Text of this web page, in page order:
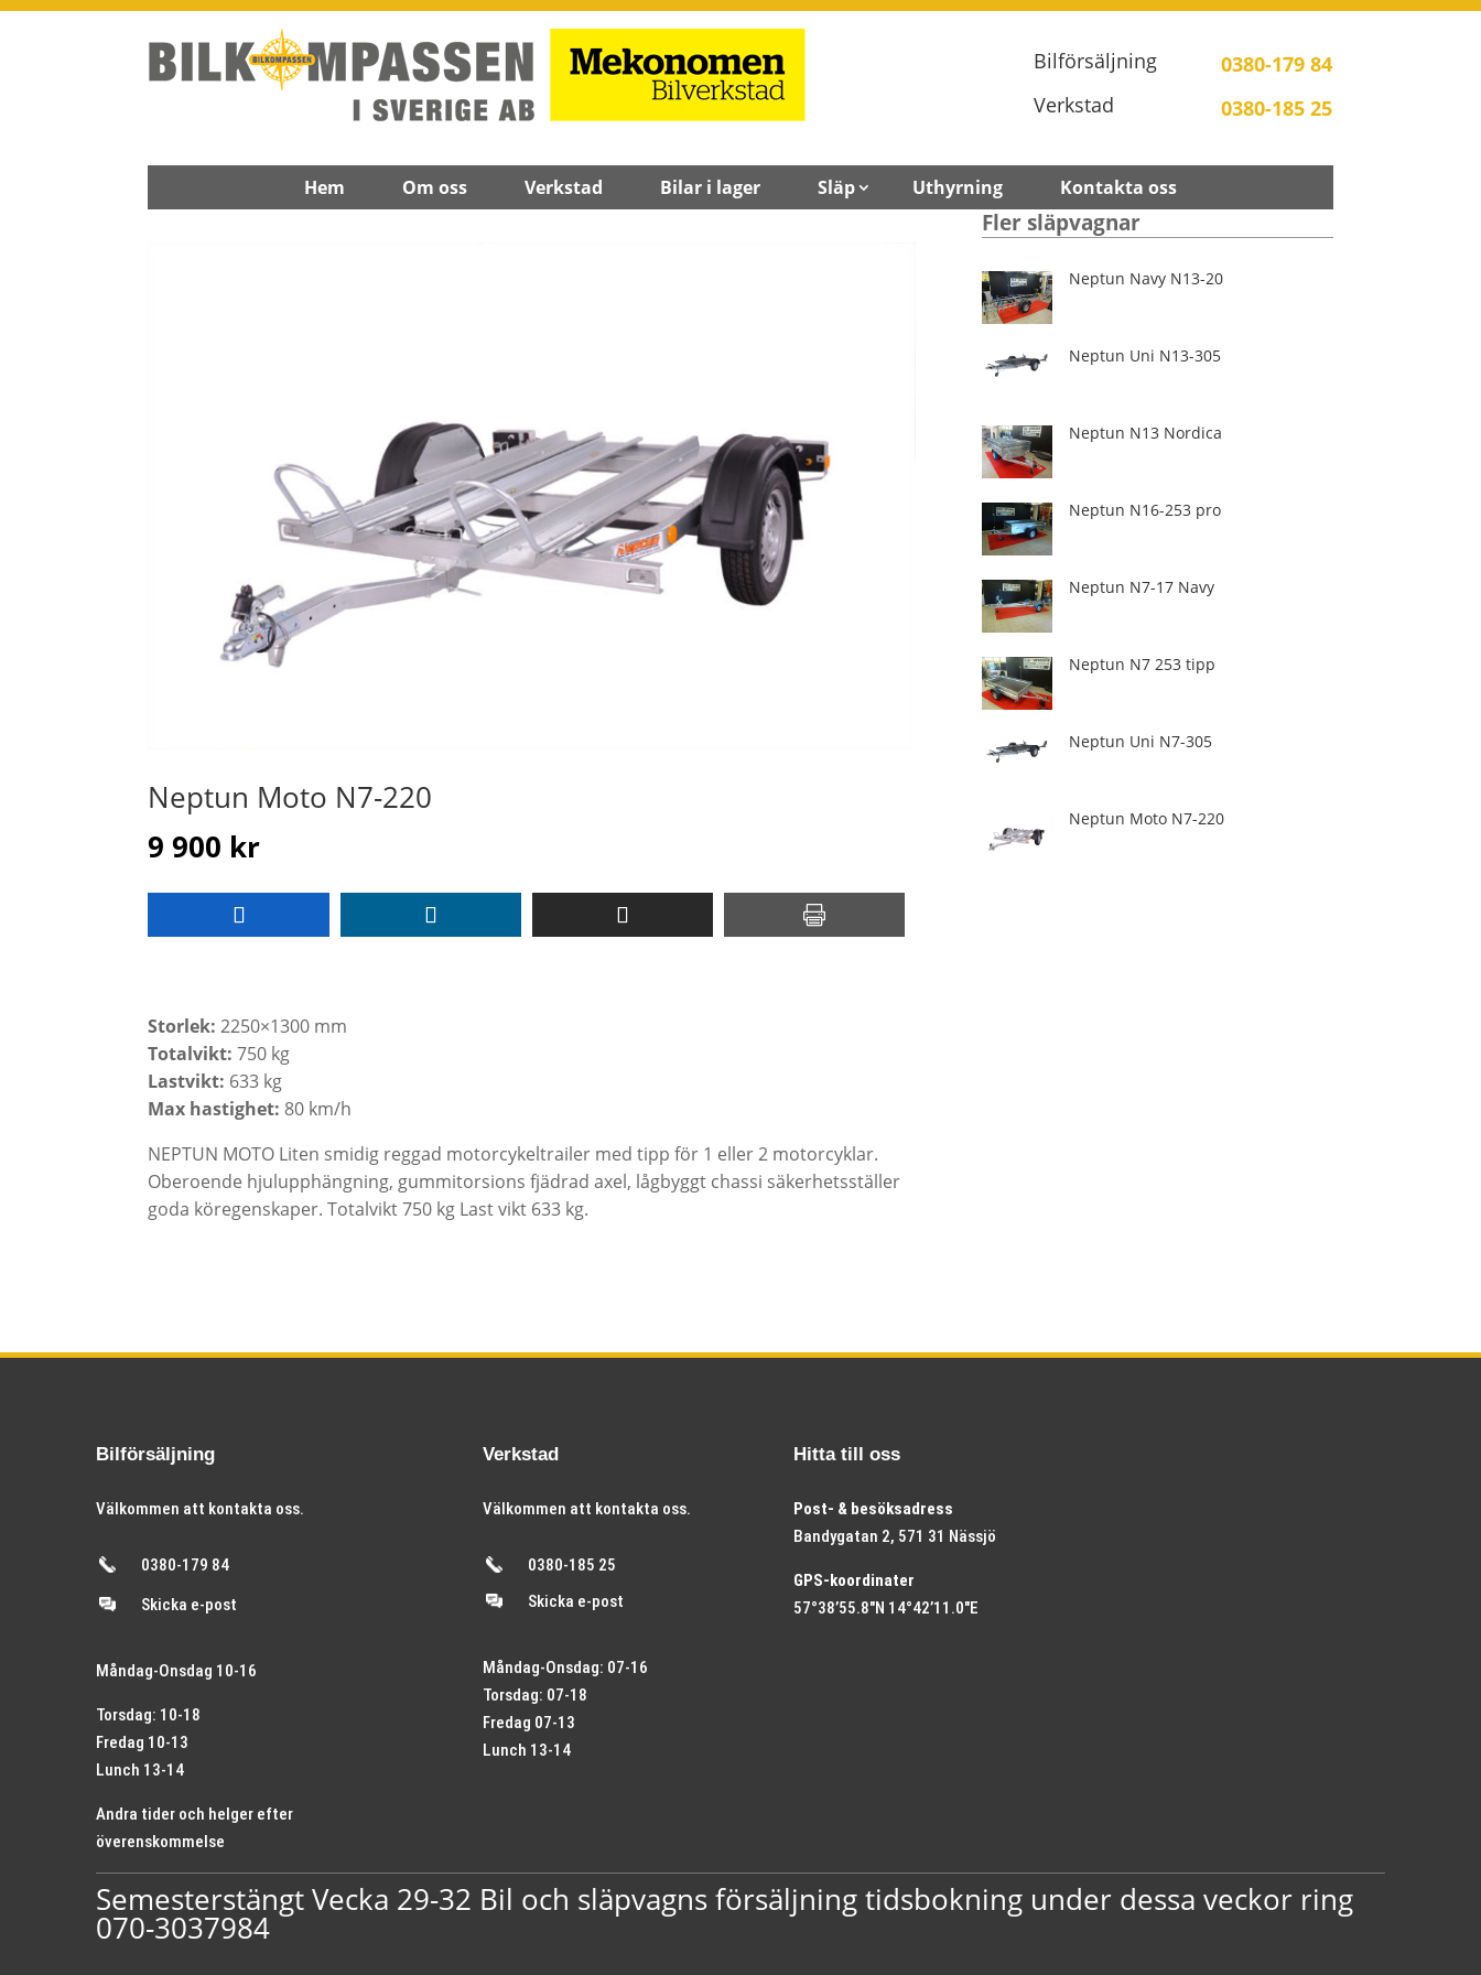
Bilförsäljning
0380-179 84
Verkstad
0380-185 25
Hem Om oss Verkstad Bilar i lager Släp Uthyrning Kontakta oss
Neptun Moto N7-220
9 900 kr
Storlek: 2250×1300 mm
Totalvikt: 750 kg
Lastvikt: 633 kg
Max hastighet: 80 km/h
NEPTUN MOTO Liten smidig reggad motorcykeltrailer med tipp för 1 eller 2 motorcyklar.
Oberoende hjulupphängning, gummitorsions fjädrad axel, lågbyggt chassi säkerhetsställer
goda köregenskaper. Totalvikt 750 kg Last vikt 633 kg.
Fler släpvagnar
Neptun Navy N13-20
Neptun Uni N13-305
Neptun N13 Nordica
Neptun N16-253 pro
Neptun N7-17 Navy
Neptun N7 253 tipp
Neptun Uni N7-305
Neptun Moto N7-220
Bilförsäljning
Välkommen att kontakta oss.
0380-179 84
Skicka e-post
Måndag-Onsdag 10-16
Torsdag: 10-18
Fredag 10-13
Lunch 13-14
Andra tider och helger efter
överenskommelse
Verkstad
Välkommen att kontakta oss.
0380-185 25
Skicka e-post
Måndag-Onsdag: 07-16
Torsdag: 07-18
Fredag 07-13
Lunch 13-14
Hitta till oss
Post- & besöksadress
Bandygatan 2, 571 31 Nässjö
GPS-koordinater
57°38’55.8″N 14°42’11.0″E
Semesterstängt Vecka 29-32 Bil och släpvagns försäljning tidsbokning under dessa veckor ring
070-3037984